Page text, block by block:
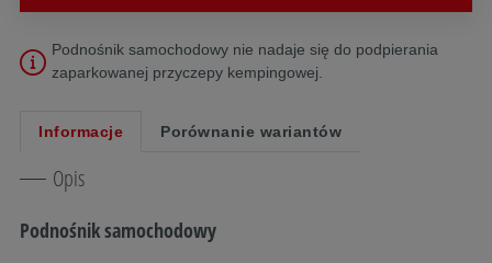
Podnośnik samochodowy nie nadaje się do podpierania
zaparkowanej przyczepy kempingowej.
Informacje Porównanie wariantów
Opis
Podnośnik samochodowy